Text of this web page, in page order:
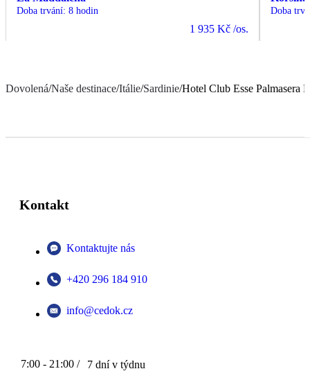
Doba trvání: 8 hodin
1 935 Kč /os.
Doba
Dovolená/Naše destinace/Itálie/Sardinie/Hotel Club Esse Palmasera
Kontakt
Kontaktujte nás
+420 296 184 910
info@cedok.cz
7:00 - 21:00 / 7 dní v týdnu